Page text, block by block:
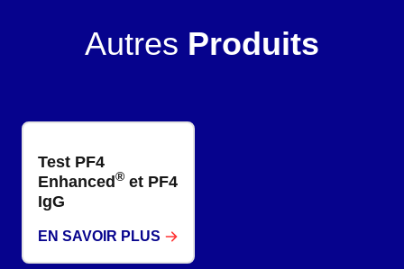
Autres Produits
Test PF4
Enhanced ® et PF4
IgG
EN SAVOIR PLUS